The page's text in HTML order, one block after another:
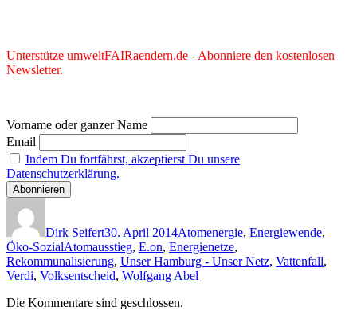
Unterstütze umweltFAIRaendern.de - Abonniere den kostenlosen
Newsletter.
Vorname oder ganzer Name
Email
Indem Du fortfährst, akzeptierst Du unsere
Datenschutzerklärung.
Dirk Seifert30. April 2014Atomenergie, Energiewende,
Öko-SozialSchlagwörter
Atomausstieg, E.on, Energienetze,
Rekommunalisierung, Unser Hamburg - Unser Netz, Vattenfall,
Verdi, Volksentscheid, Wolfgang Abel
Die Kommentare sind geschlossen.